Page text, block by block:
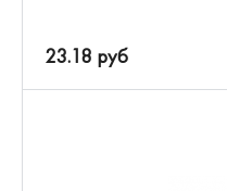
23.18 руб